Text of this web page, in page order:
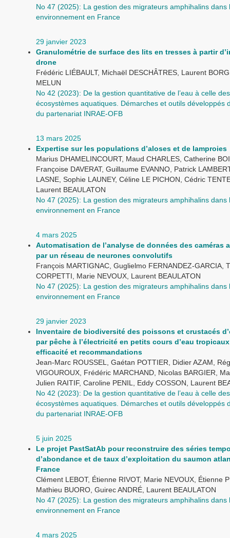
No 47 (2025): La gestion des migrateurs amphihalins dans
environnement en France
29 janvier 2023
Granulométrie de surface des lits en tresses à partir
drone
Frédéric LIÉBAULT, Michaël DESCHÂTRES, Laurent
MELUN
No 42 (2023): De la gestion quantitative de l’eau à celle des
écosystèmes aquatiques. Démarches et outils développés
du partenariat INRAE-OFB
13 mars 2025
Expertise sur les populations d’aloses et de lamproies
Marius DHAMELINCOURT, Maud CHARLES, Catherine
Françoise DAVERAT, Guillaume EVANNO, Patrick
LASNE, Sophie LAUNEY, Céline LE PICHON, Cédric
Laurent BEAULATON
No 47 (2025): La gestion des migrateurs amphihalins dans
environnement en France
4 mars 2025
Automatisation de l’analyse de données des caméras
par un réseau de neurones convolutifs
François MARTIGNAC, Guglielmo FERNANDEZ-GARCIA,
CORPETTI, Marie NEVOUX, Laurent BEAULATON
No 47 (2025): La gestion des migrateurs amphihalins dans
environnement en France
29 janvier 2023
Inventaire de biodiversité des poissons et crustacés
par pêche à l’électricité en petits cours d’eau
efficacité et recommandations
Jean-Marc ROUSSEL, Gaétan POTTIER, Didier AZAM,
VIGOUROUX, Frédéric MARCHAND, Nicolas BARGIER,
Julien RAITIF, Caroline PENIL, Eddy COSSON, Laurent
No 42 (2023): De la gestion quantitative de l’eau à celle des
écosystèmes aquatiques. Démarches et outils développés
du partenariat INRAE-OFB
5 juin 2025
Le projet PastSatAb pour reconstruire des séries
d’abondance et de taux d’exploitation du saumon
France
Clément LEBOT, Étienne RIVOT, Marie NEVOUX, Étienne
Mathieu BUORO, Guirec ANDRÉ, Laurent BEAULATON
No 47 (2025): La gestion des migrateurs amphihalins dans
environnement en France
4 mars 2025